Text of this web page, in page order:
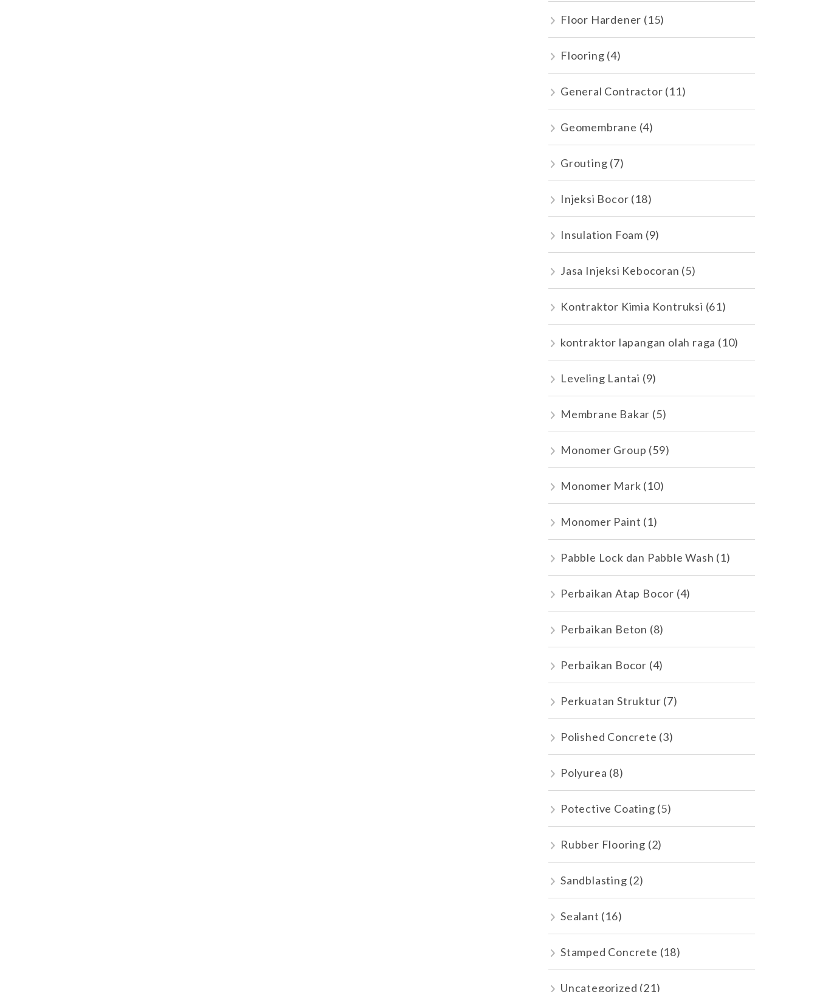
Floor Hardener (15)
Flooring (4)
General Contractor (11)
Geomembrane (4)
Grouting (7)
Injeksi Bocor (18)
Insulation Foam (9)
Jasa Injeksi Kebocoran (5)
Kontraktor Kimia Kontruksi (61)
kontraktor lapangan olah raga (10)
Leveling Lantai (9)
Membrane Bakar (5)
Monomer Group (59)
Monomer Mark (10)
Monomer Paint (1)
Pabble Lock dan Pabble Wash (1)
Perbaikan Atap Bocor (4)
Perbaikan Beton (8)
Perbaikan Bocor (4)
Perkuatan Struktur (7)
Polished Concrete (3)
Polyurea (8)
Potective Coating (5)
Rubber Flooring (2)
Sandblasting (2)
Sealant (16)
Stamped Concrete (18)
Uncategorized (21)